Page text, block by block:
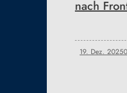
nach
19. Dez. 2025